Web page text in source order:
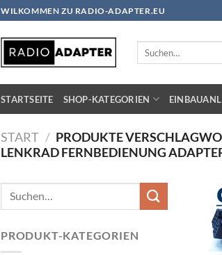
WILKOMMEN ZU RADIO-ADAPTER.EU
STARTSEITE SHOP-KATEGORIEN
START / PRODUKTE
LENKRAD FERNBEDIENUNG
Suchen
PRODUKT-KATEGORIEN